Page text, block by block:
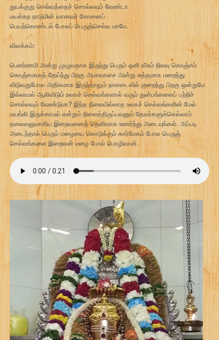
துயக்குறு செல்வத்தைச் சொல்லவும் வேண்டா
மயக்கற நாடுமின் வானவர் கோனைப்
பெயற்கொண்டல் போலப் பெருஞ்செல்வ மாமே.
விளக்கம்:
பெளர்ணமி அன்று முழுவதாக இருந்து பெரும் ஒளி வீசும் நிலவு கொஞ்சம்
கொஞ்சமாகத் தேய்ந்து பிறகு அமாவாசை அன்று சுத்தமாக மறைந்து
விடுவதுபோல அதிகமாக இருந்தாலும் நாளடைவில் குறைந்து பிறகு ஒன்றுமே
இல்லாமல் ஆகிவிடும் உலகச் செல்வங்களால் வரும் துன்பங்களைப் பற்றிச்
சொல்லவும் வேண்டுமா? இந்த நிலையில்லாத உலகச் செல்வங்களின் மேல்
மயங்கி இருக்காமல் என்றும் நிலைத்திருப்பவனும் தேவர்களுக்கெல்லாம்
தலைவனுமாகிய இறைவனைத் தெளிவாக உணர்ந்து அடையுங்கள். அப்படி
அடைந்தால் பெரும் மழையை கொடுக்கும் கார்மேகம் போல பெருஞ்
செல்வங்களை இறைவன் மழை போல் பொழிவான்.